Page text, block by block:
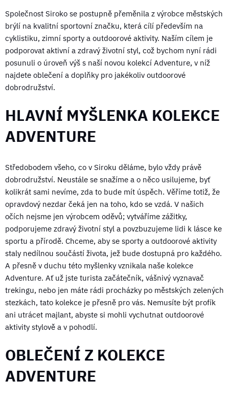
Společnost Siroko se postupně přeměnila z výrobce městských
brýlí na kvalitní sportovní značku, která cílí především na
cyklistiku, zimní sporty a outdoorové aktivity. Naším cílem je
podporovat aktivní a zdravý životní styl, což bychom nyní rádi
posunuli o úroveň výš s naší novou kolekcí Adventure, v níž
najdete oblečení a doplňky pro jakékoliv outdoorové
dobrodružství.
HLAVNÍ MYŠLENKA KOLEKCE
ADVENTURE
Středobodem všeho, co v Siroku děláme, bylo vždy právě
dobrodružství. Neustále se snažíme a o něco usilujeme, byť
kolikrát sami nevíme, zda to bude mít úspěch. Věříme totiž, že
opravdový nezdar čeká jen na toho, kdo se vzdá. V našich
očích nejsme jen výrobcem oděvů; vytváříme zážitky,
podporujeme zdravý životní styl a povzbuzujeme lidi k lásce ke
sportu a přírodě. Chceme, aby se sporty a outdoorové aktivity
staly nedílnou součástí života, jež bude dostupná pro každého.
A přesně v duchu této myšlenky vznikala naše kolekce
Adventure. Ať už jste turista začátečník, vášnivý vyznavač
trekingu, nebo jen máte rádi procházky po městských zelených
stezkách, tato kolekce je přesně pro vás. Nemusíte být profík
ani utrácet majlant, abyste si mohli vychutnat outdoorové
aktivity stylově a v pohodlí.
OBLEČENÍ Z KOLEKCE
ADVENTURE